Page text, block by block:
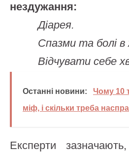
нездужання:
Діарея.
Спазми та болі в
Відчувати себе
Останні новини:
Чому 10
міф, і скільки треба
Експерти